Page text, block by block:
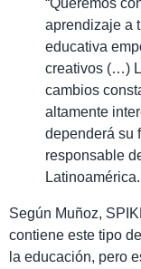
“Queremos
aprendizaje a
educativa
creativos (…)
cambios
altamente
dependerá su
responsable
Latinoamérica.
Según Muñoz,
contiene este tipo
la educación, pero